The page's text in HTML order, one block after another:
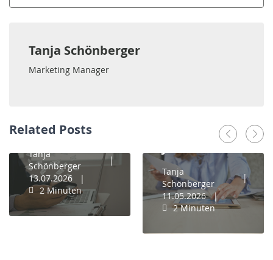
Tanja Schönberger
Marketing Manager
Related Posts
Warum
machen wir
das
manuell?
Tanja
Schönberger
13.07.2026
2 Minuten
im B2B: Was
jetzt zählt
Tanja
Schönberger
11.05.2026
2 Minuten